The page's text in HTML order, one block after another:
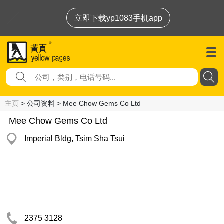
立即下载yp1083手机app
主页 > 公司资料 > Mee Chow Gems Co Ltd
Mee Chow Gems Co Ltd
Imperial Bldg, Tsim Sha Tsui
2375 3128